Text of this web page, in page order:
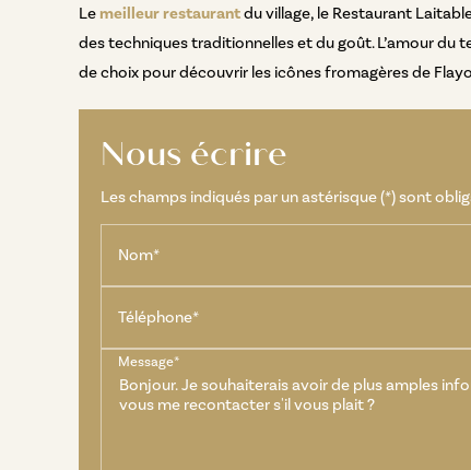
Le meilleur restaurantdu village, le Restaurant
des techniques traditionnelles et du goût. L’amour du
de choix pour découvrir les icônes fromagères de
Nous écrire
Les champs indiqués par un astérisque (*) sont
Nom*
Téléphone*
Message*